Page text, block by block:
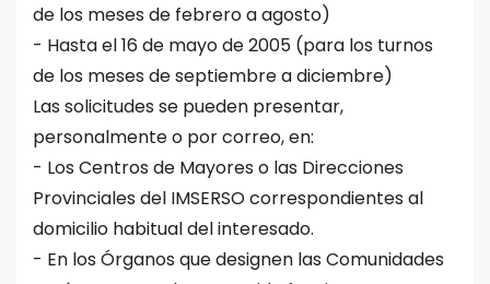
de los meses de febrero a agosto)
- Hasta el 16 de mayo de 2005 (para los turnos
de los meses de septiembre a diciembre)
Las solicitudes se pueden presentar,
personalmente o por correo, en:
- Los Centros de Mayores o las Direcciones
Provinciales del IMSERSO correspondientes al
domicilio habitual del interesado.
- En los Órganos que designen las Comunidades